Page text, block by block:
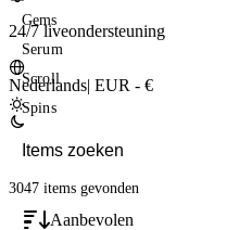
24/7 liveondersteuning
Nederlands| EUR - €
Gems
Serum
Scroll
Spins
3047 items gevonden
Aanbevolen